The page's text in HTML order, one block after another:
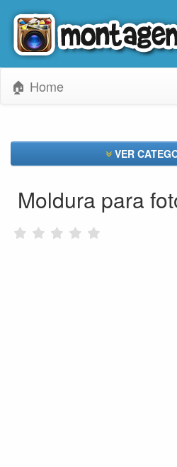
🏠 Home
VER
Moldura para